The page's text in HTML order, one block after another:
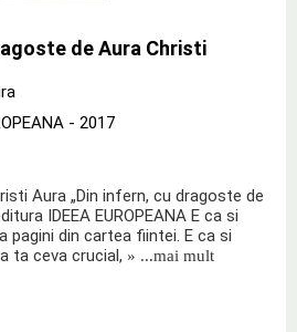
de Aura Christi
- 2017
Aura „Din infern, cu dragoste de
IDEEA EUROPEANA E ca si
pagini din cartea fiintei. E ca si
ta ceva crucial, » ...mai mult